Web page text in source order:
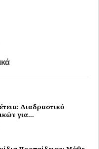
Διαδραστικό
για…